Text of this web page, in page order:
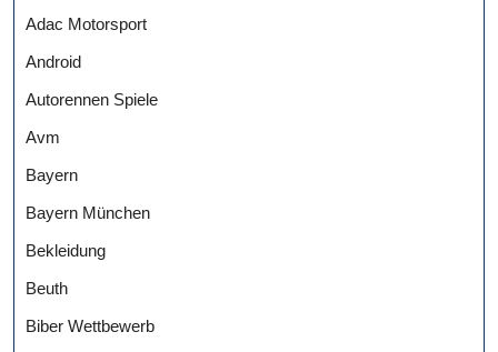
Adac Motorsport
Android
Autorennen Spiele
Avm
Bayern
Bayern München
Bekleidung
Beuth
Biber Wettbewerb